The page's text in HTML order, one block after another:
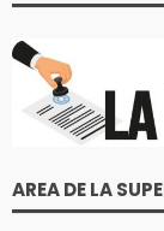
AREA DE LA